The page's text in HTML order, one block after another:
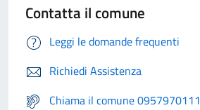
Contatta il comune
Leggi le domande frequenti
Richiedi Assistenza
Chiama il comune 0957970111